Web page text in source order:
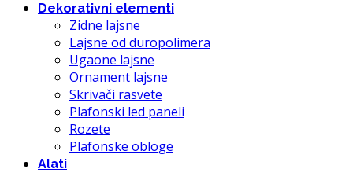
Dekorativni elementi
Zidne lajsne
Lajsne od duropolimera
Ugaone lajsne
Ornament lajsne
Skrivači rasvete
Plafonski led paneli
Rozete
Plafonske obloge
Alati